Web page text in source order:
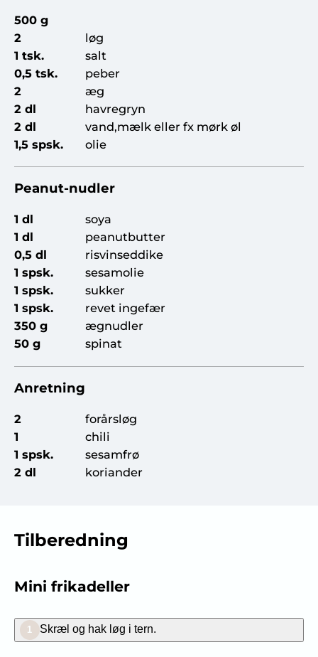
500 g
2
løg
1 tsk.
salt
0,5 tsk.
peber
2
æg
2 dl
havregryn
2 dl
vand,mælk eller fx mørk øl
1,5 spsk.
olie
Peanut-nudler
1 dl
soya
1 dl
peanutbutter
0,5 dl
risvinseddike
1 spsk.
sesamolie
1 spsk.
sukker
1 spsk.
revet ingefær
350 g
ægnudler
50 g
spinat
Anretning
2
forårsløg
1
chili
1 spsk.
sesamfrø
2 dl
koriander
Tilberedning
Mini frikadeller
1 Skræl og hak løg i tern.